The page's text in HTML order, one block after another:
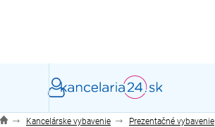
Kancelárske vybavenie Prezentačné vybavenie